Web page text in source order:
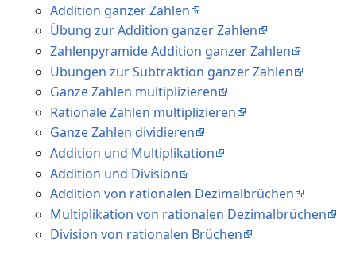
Addition ganzer Zahlen
Übung zur Addition ganzer Zahlen
Zahlenpyramide Addition ganzer Zahlen
Übungen zur Subtraktion ganzer Zahlen
Ganze Zahlen multiplizieren
Rationale Zahlen multiplizieren
Ganze Zahlen dividieren
Addition und Multiplikation
Addition und Division
Addition von rationalen Dezimalbrüchen
Multiplikation von rationalen Dezimalbrüchen
Division von rationalen Brüchen